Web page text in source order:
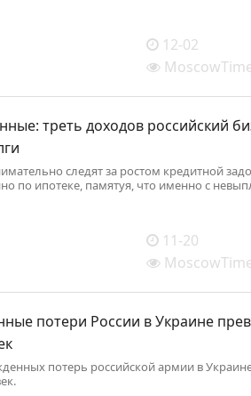
12-02
треть доходов российский
следят за ростом кредитной
по ипотеке, памятуя, что именно с
11-20
потери России в Украине
потерь российской армии в